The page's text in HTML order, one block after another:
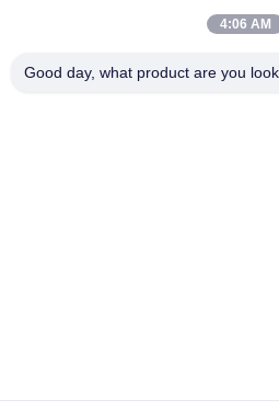
Transporte rápido servo da
4:06 AM
Good day, what product are you